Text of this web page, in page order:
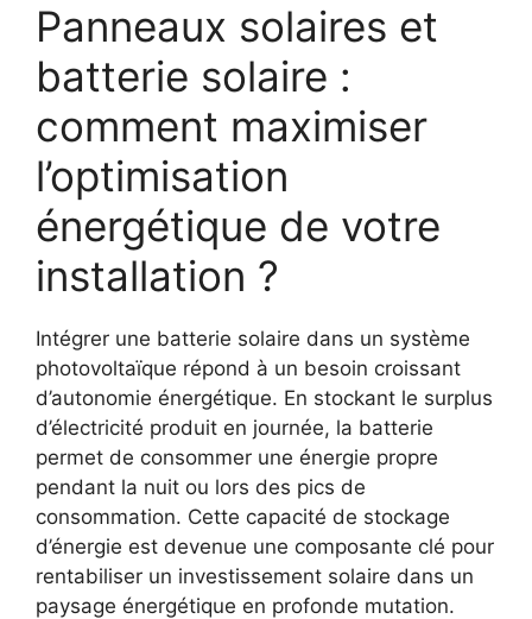
Panneaux solaires et
batterie solaire :
comment maximiser
l’optimisation
énergétique de votre
installation ?
Intégrer une batterie solaire dans un système
photovoltaïque répond à un besoin croissant
d’autonomie énergétique. En stockant le surplus
d’électricité produit en journée, la batterie
permet de consommer une énergie propre
pendant la nuit ou lors des pics de
consommation. Cette capacité de stockage
d’énergie est devenue une composante clé pour
rentabiliser un investissement solaire dans un
paysage énergétique en profonde mutation.